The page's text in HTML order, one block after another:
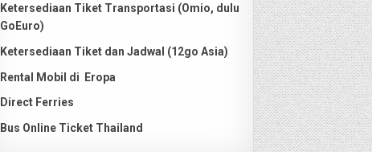
Ketersediaan Tiket Transportasi (Omio, dulu
GoEuro)
Ketersediaan Tiket dan Jadwal (12go Asia)
Rental Mobil di Eropa
Direct Ferries
Bus Online Ticket Thailand